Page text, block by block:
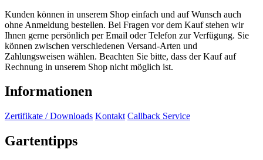
Kunden können in unserem Shop einfach und auf Wunsch auch
ohne Anmeldung bestellen. Bei Fragen vor dem Kauf stehen wir
Ihnen gerne persönlich per Email oder Telefon zur Verfügung. Sie
können zwischen verschiedenen Versand-Arten und
Zahlungsweisen wählen. Beachten Sie bitte, dass der Kauf auf
Rechnung in unserem Shop nicht möglich ist.
Informationen
Zertifikate / Downloads Kontakt Callback Service
Gartentipps